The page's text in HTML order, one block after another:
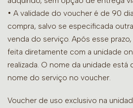
• A validade do voucher é de 90
compra, salvo se especificada
venda do serviço. Após esse
feita diretamente com a unidade
realizada. O nome da unidade
nome do serviço no voucher.
Voucher de uso exclusivo na